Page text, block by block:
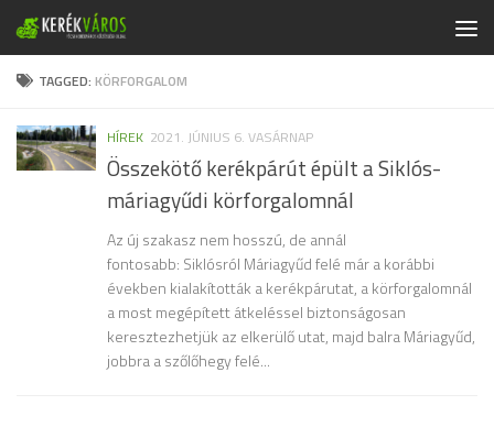
Skip to content
TAGGED: KÖRFORGALOM
HÍREK 2021. JÚNIUS 6. VASÁRNAP
Összekötő kerékpárút épült a Siklós-
máriagyűdi körforgalomnál
Az új szakasz nem hosszú, de annál
fontosabb: Siklósról Máriagyűd felé már a korábbi
években kialakították a kerékpárutat, a körforgalomnál
a most megépített átkeléssel biztonságosan
keresztezhetjük az elkerülő utat, majd balra Máriagyűd,
jobbra a szőlőhegy felé...